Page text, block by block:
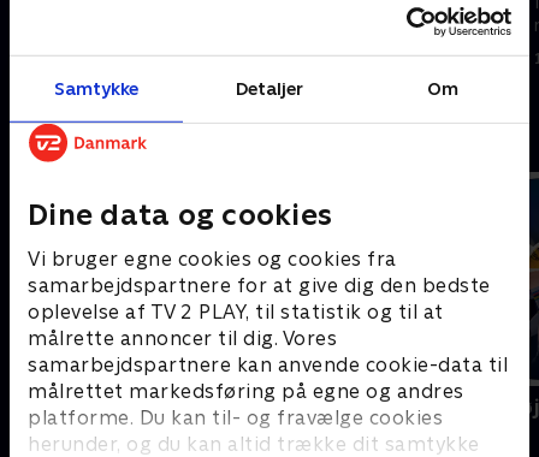
Samtykke Detaljer Om
Dine data og cookies
Vi bruger egne cookies og cookies fra
samarbejdspartnere for at give dig den bedste
oplevelse af TV 2 PLAY, til statistik og til at
målrette annoncer til dig. Vores
samarbejdspartnere kan anvende cookie-data til
målrettet markedsføring på egne og andres
platforme. Du kan til- og fravælge cookies
herunder, og du kan altid trække dit samtykke
28. juni 2026 • 151 min
hvor der skal kæmpes om
år.
28. juni 2026 • 299 min
Andre så også
Catalonien Rundt
Cykling
Cykling -
Cykling